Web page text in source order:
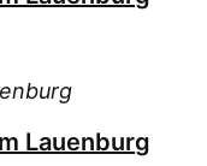
Lauenburg